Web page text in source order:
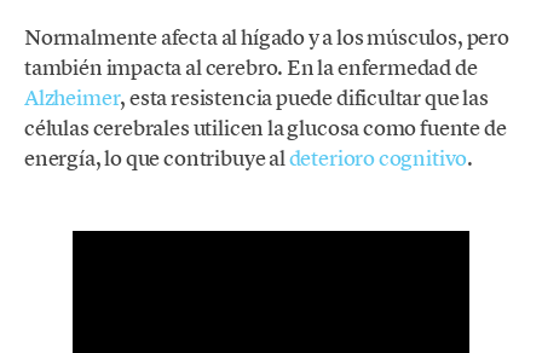
Normalmente afecta al hígado y a los músculos, pero
también impacta al cerebro. En la enfermedad de
Alzheimer, esta resistencia puede dificultar que las
células cerebrales utilicen la glucosa como fuente de
energía, lo que contribuye aldeterioro cognitivo.